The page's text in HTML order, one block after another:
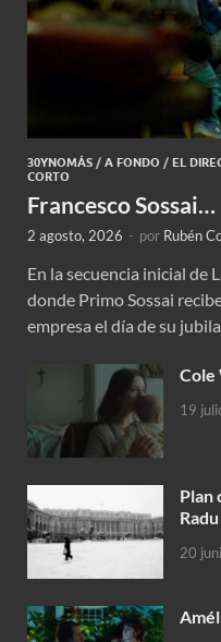
30YNOMÁS / A FONDO / EL
CORTO
Francesco Sossai…
2 agosto, 2026 - por Rubén
En la secuencia inicial de
donde Primo Sossai
empresa el día de su
Cole
19
Plan
20